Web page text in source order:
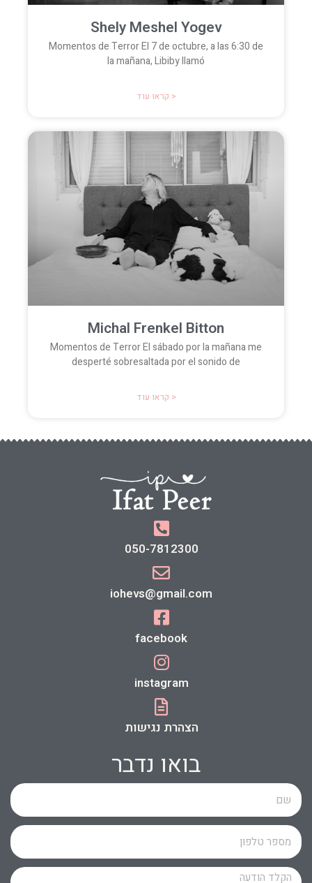
Shely Meshel Yogev
Momentos de Terror El 7 de octubre, a las 6:30 de
la mañana, Libiby llamó
קראו עוד >
Michal Frenkel Bitton
Momentos de Terror El sábado por la mañana me
desperté sobresaltada por el sonido de
קראו עוד >
050-7812300
iohevs@gmail.com
facebook
instagram
הצהרת נגישות
בואו נדבר